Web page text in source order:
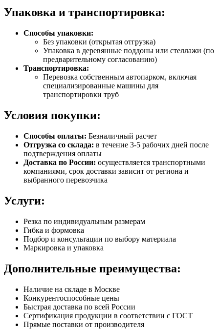
Упаковка и транспортировка:
Способы упаковки:
Без упаковки (открытая отгрузка)
Упаковка в деревянные поддоны или стеллажи (по
предварительному согласованию)
Транспортировка:
Перевозка собственным автопарком, включая
специализированные машины для
транспортировки труб
Условия покупки:
Способы оплаты: Безналичный расчет
Отгрузка со склада: в течение 3-5 рабочих дней после
подтверждения оплаты
Доставка по России: осуществляется транспортными
компаниями, срок доставки зависит от региона и
выбранного перевозчика
Услуги:
Резка по индивидуальным размерам
Гибка и формовка
Подбор и консультации по выбору материала
Маркировка и упаковка
Дополнительные преимущества:
Наличие на складе в Москве
Конкурентоспособные цены
Быстрая доставка по всей России
Сертификация продукции в соответствии с ГОСТ
Прямые поставки от производителя